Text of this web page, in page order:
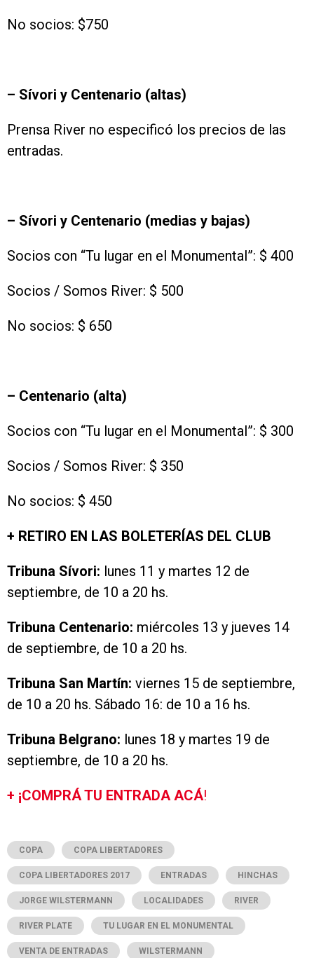
No socios: $750
– Sívori y Centenario (altas)
Prensa River no especificó los precios de las
entradas.
– Sívori y Centenario (medias y bajas)
Socios con “Tu lugar en el Monumental”: $ 400
Socios / Somos River: $ 500
No socios: $ 650
– Centenario (alta)
Socios con “Tu lugar en el Monumental”: $ 300
Socios / Somos River: $ 350
No socios: $ 450
+ RETIRO EN LAS BOLETERÍAS DEL CLUB
Tribuna Sívori: lunes 11 y martes 12 de
septiembre, de 10 a 20 hs.
Tribuna Centenario: miércoles 13 y jueves 14
de septiembre, de 10 a 20 hs.
Tribuna San Martín: viernes 15 de septiembre,
de 10 a 20 hs. Sábado 16: de 10 a 16 hs.
Tribuna Belgrano: lunes 18 y martes 19 de
septiembre, de 10 a 20 hs.
+ ¡COMPRÁ TU ENTRADA ACÁ!
COPA COPA LIBERTADORES
COPA LIBERTADORES 2017 ENTRADAS HINCHAS
JORGE WILSTERMANN LOCALIDADES RIVER
RIVER PLATE TU LUGAR EN EL MONUMENTAL
VENTA DE ENTRADAS WILSTERMANN